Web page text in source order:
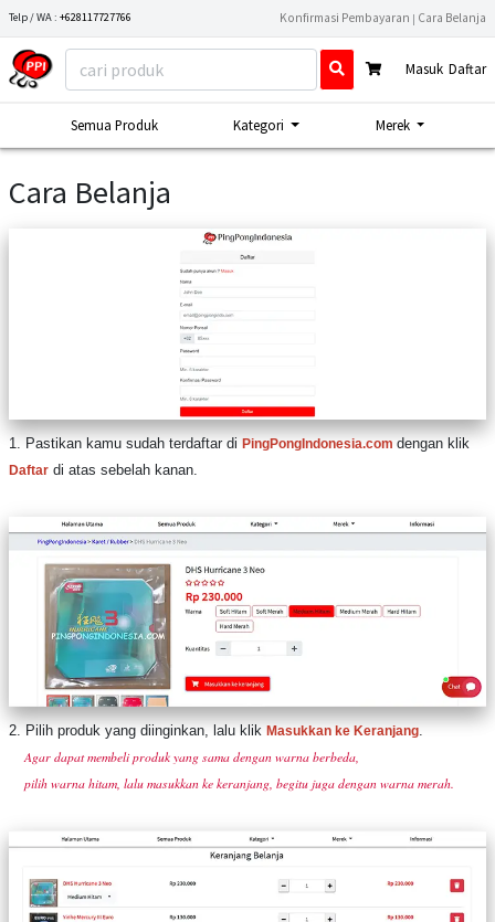
Telp / WA : +628117727766 Konfirmasi Pembayaran | Cara Belanja
Masuk Daftar
Semua Produk Kategori Merek
Cara Belanja
1. Pastikan kamu sudah terdaftar di PingPongIndonesia.com dengan klik
Daftar di atas sebelah kanan.
2. Pilih produk yang diinginkan, lalu klik Masukkan ke Keranjang.
Agar dapat membeli produk yang sama dengan warna berbeda,
pilih warna hitam, lalu masukkan ke keranjang, begitu juga dengan warna merah.